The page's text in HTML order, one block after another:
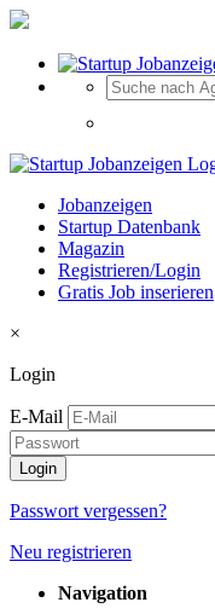
Jobanzeigen
Startup Datenbank
Magazin
Registrieren/Login
Gratis Job inserieren
×
Login
E-Mail
Passwort vergessen?
Neu registrieren
Navigation